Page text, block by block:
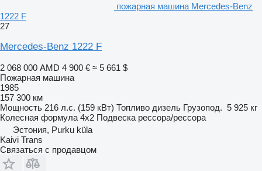
пожарная машина Mercedes-Benz
1222 F
27
Mercedes-Benz 1222 F
2 068 000 AMD 4 900 € ≈ 5 661 $
Пожарная машина
1985
157 300 км
Мощность 216 л.с. (159 кВт) Топливо дизель Грузопод. 5 925 кг
Колесная формула 4x2 Подвеска рессора/рессора
Эстония, Purku küla
Kaivi Trans
Связаться с продавцом